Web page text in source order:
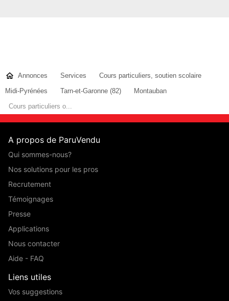
Annonces Services
Cours particuliers, soutien scolaire
Midi-Pyrénées
Tarn-et-Garonne (82)
Montauban
Cours particuliers o...
A propos de ParuVendu
Qui sommes-nous?
Nos solutions pour les pros
Recrutement
Témoignages
Presse
Applications
Nous contacter
Aide - FAQ
Liens utiles
Vos suggestions